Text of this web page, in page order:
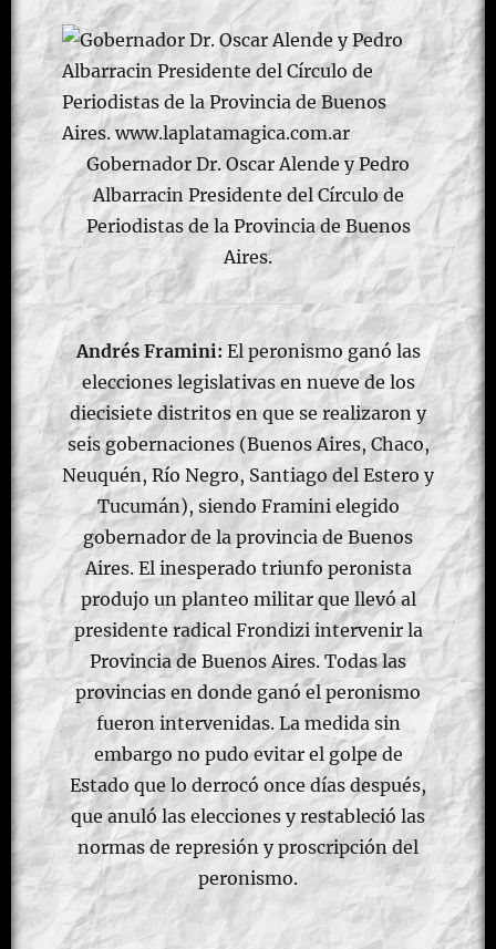
Gobernador Dr. Oscar Alende y Pedro
Albarracin Presidente del Círculo de
Periodistas de la Provincia de Buenos
Aires.
Andrés Framini: El peronismo ganó las
elecciones legislativas en nueve de los
diecisiete distritos en que se realizaron y
seis gobernaciones (Buenos Aires, Chaco,
Neuquén, Río Negro, Santiago del Estero y
Tucumán),​ siendo Framini elegido
gobernador de la provincia de Buenos
Aires. El inesperado triunfo peronista
produjo un planteo militar que llevó al
presidente radical Frondizi intervenir la
Provincia de Buenos Aires. Todas las
provincias en donde ganó el peronismo
fueron intervenidas.​ La medida sin
embargo no pudo evitar el golpe de
Estado que lo derrocó once días después,
que anuló las elecciones y restableció las
normas de represión y proscripción del
peronismo.